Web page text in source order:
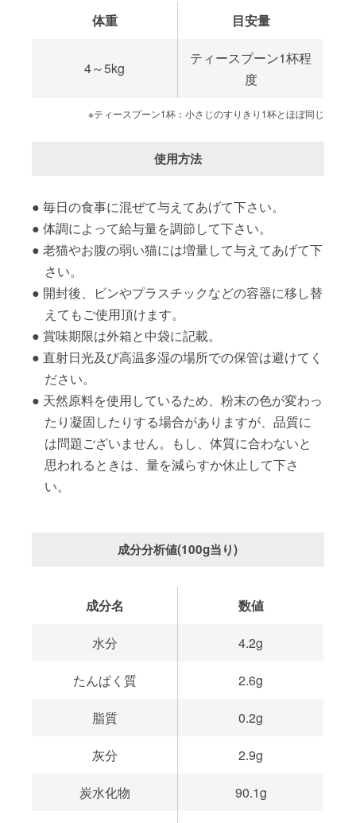
体重 目安量
4～5kg
ティースプーン1杯程
度
※ティースプーン1杯：小さじのすりきり1杯とほぼ同じ
使用方法
毎日の食事に混ぜて与えてあげて下さい。
体調によって給与量を調節して下さい。
老猫やお腹の弱い猫には増量して与えてあげて下
さい。
開封後、ビンやプラスチックなどの容器に移し替
えてもご使用頂けます。
賞味期限は外箱と中袋に記載。
直射日光及び高温多湿の場所での保管は避けてく
ださい。
天然原料を使用しているため、粉末の色が変わっ
たり凝固したりする場合がありますが、品質に
は問題ございません。もし、体質に合わないと
思われるときは、量を減らすか休止して下さ
い。
成分分析値(100g当り)
成分名 数値
水分 4.2g
たんぱく質 2.6g
脂質 0.2g
灰分 2.9g
炭水化物 90.1g